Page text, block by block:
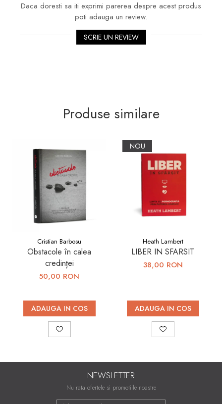
Daca doresti sa iti exprimi parerea despre acest produs
poti adauga un review.
SCRIE UN REVIEW
Produse similare
Cristian Barbosu
Obstacole în calea
credinței
50,00 RON
ADAUGA IN COS
NOU
Heath Lambert
LIBER IN SFARSIT
38,00 RON
ADAUGA IN COS
NEWSLETTER
Nu rata ofertele si promotiile noastre